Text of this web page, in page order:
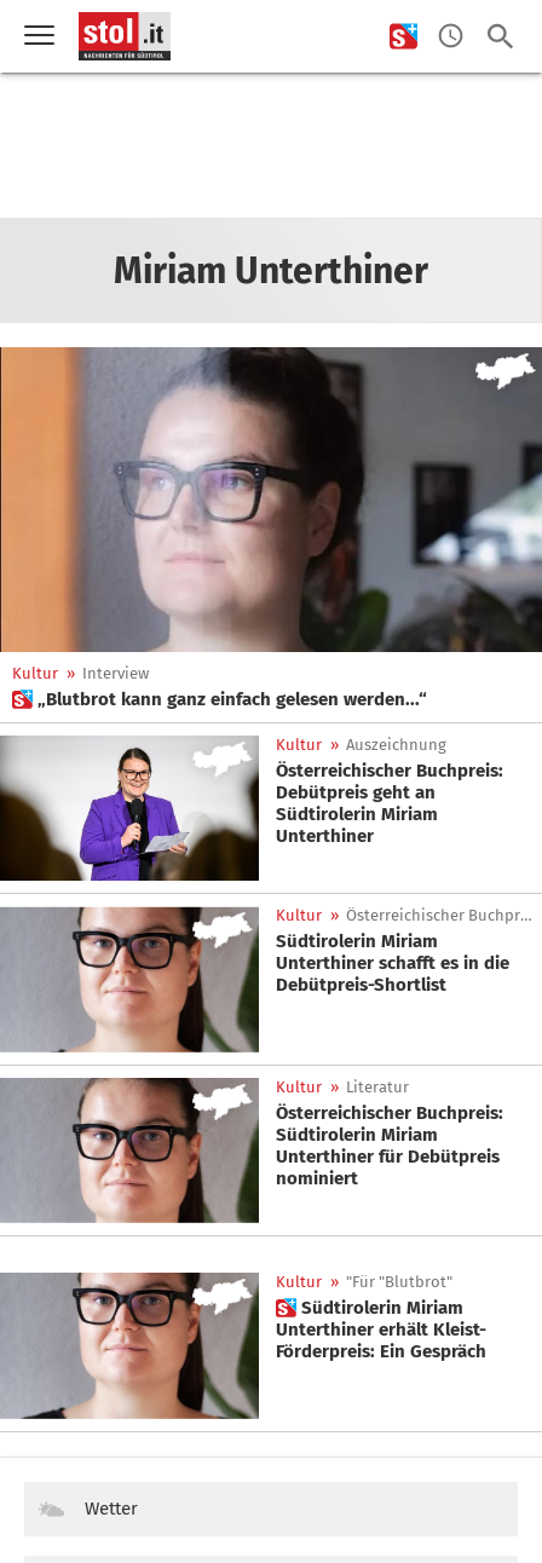
Miriam Unterthiner
Kultur » Interview
 „Blutbrot kann ganz einfach gelesen werden...“
Kultur » Auszeichnung
Österreichischer Buchpreis:
Debütpreis geht an
Südtirolerin Miriam
Unterthiner
Kultur » Österreichischer Buchpreis
Südtirolerin Miriam
Unterthiner schafft es in die
Debütpreis-Shortlist
Kultur » Literatur
Österreichischer Buchpreis:
Südtirolerin Miriam
Unterthiner für Debütpreis
nominiert
Kultur » "Für "Blutbrot"
 Südtirolerin Miriam
Unterthiner erhält Kleist-
Förderpreis: Ein Gespräch
Wetter